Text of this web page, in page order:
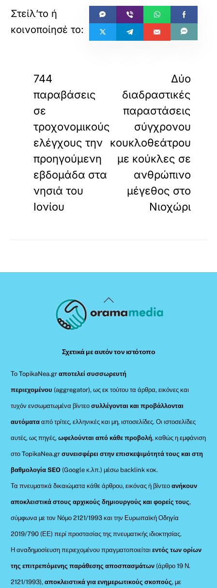
744
παραβάσεις
σε
τροχονομικούς
ελέγχους την
προηγούμενη
εβδομάδα στα
νησιά του
Ιονίου
Δύο
διαδραστικές
παραστάσεις
σύγχρονου
κουκλοθεάτρου
με κούκλες σε
ανθρώπινο
μέγεθος στο
Νιοχώρι
Back
To
Σχετικά με αυτόν τον ιστότοπο
Το TopikaNea.grαποτελεί συσσωρευτή
περιεχομένου (aggregator), ως εκ τούτου τα άρθρα, εικόνες και
τυχόν ενσωματωμένα βίντεοσυλλέγονται και προβάλλονται
αυτόματααπό τρίτες, ελληνικές και μη, ιστοσελίδες. Οι ιστοσελίδες
αυτές, ως πηγές,ωφελούνται από κάθε προβολή, καθώς η εμφάνιση
στο TopikaNea.gr συνεισφέρει στην επισκεψιμότητά τους και στη
βαθμολογία SEO (Google κ.λπ.) μέσω backlink κοκ.
Τα πνευματικά δικαιώματα κάθε άρθρου, εικόνας ή βίντεοανήκουν
αποκλειστικά στους αρχικούς δημιουργούς και φορείς τους,
σύμφωνα με τον Νόμο 2121/1993 και την Ευρωπαϊκή Οδηγία
2019/790 (ΕΕ) περί προστασίας της πνευματικής ιδιοκτησίας.
Η αναδημοσίευση περιεχομένου πραγματοποιείταιεντός των ορίων
της επιτρεπόμενης παράθεσης αποσπασμάτων (άρθρο 19 Ν.
2121/1993), αποκλειστικά για ενημερωτικούς σκοπούς, με